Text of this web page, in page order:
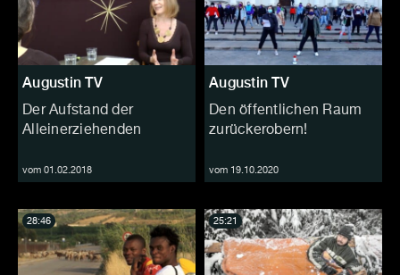
Augustin TV
Der Aufstand der
Alleinerziehenden
vom 01.02.2018
Augustin TV
Den öffentlichen Raum
zurückerobern!
vom 19.10.2020
28:46 25:21